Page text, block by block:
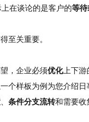
在谈论的是客户的等
至关重要。
，企业必须优化上下游
个样板为例为您介绍
、 条件分支流转和需要收